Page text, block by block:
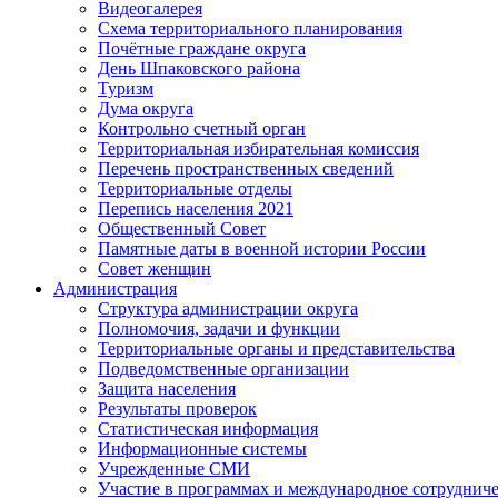
Видеогалерея
Схема территориального планирования
Почётные граждане округа
День Шпаковского района
Туризм
Дума округа
Контрольно счетный орган
Территориальная избирательная комиссия
Перечень пространственных сведений
Территориальные отделы
Перепись населения 2021
Общественный Совет
Памятные даты в военной истории России
Совет женщин
Администрация
Структура администрации округа
Полномочия, задачи и функции
Территориальные органы и представительства
Подведомственные организации
Защита населения
Результаты проверок
Статистическая информация
Информационные системы
Учрежденные СМИ
Участие в программах и международное